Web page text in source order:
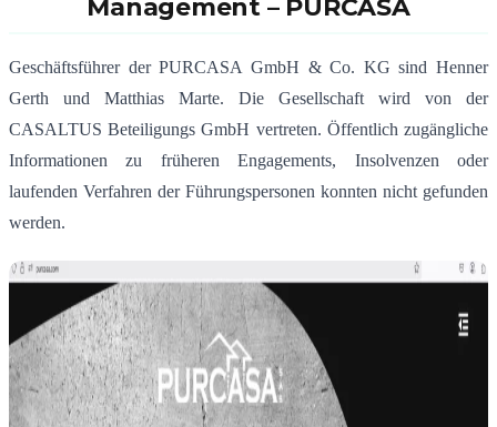
Management – PURCASA
Geschäftsführer der PURCASA GmbH & Co. KG sind Henner
Gerth und Matthias Marte.
Die Gesellschaft wird von der
CASALTUS Beteiligungs GmbH vertreten. Öffentlich zugängliche
Informationen zu früheren Engagements, Insolvenzen oder
laufenden Verfahren der Führungspersonen konnten nicht gefunden
werden.